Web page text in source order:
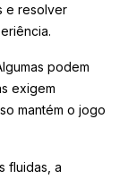
e resolver
podem
exigem
mantém o jogo
fluidas, a